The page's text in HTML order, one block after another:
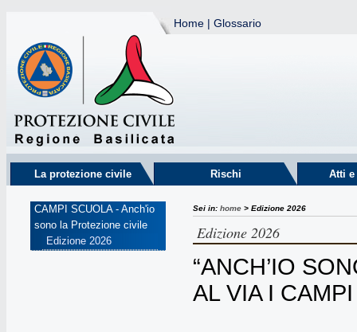
Home | Glossario
La protezione civile Rischi Atti
CAMPI SCUOLA - Anch'io
sono la Protezione civile
Edizione 2026
Sei in: home > Edizione 2026
Edizione 2026
“ANCH’IO
AL VIA I